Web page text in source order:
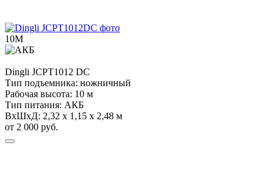
10М
Dingli JCPT1012 DC
Тип подъемника: ножничный
Рабочая высота: 10 м
Тип питания: АКБ
ВхШхД: 2,32 х 1,15 х 2,48 м
от 2 000 руб.